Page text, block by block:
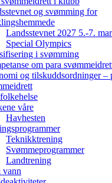
og svømming for
Landsstevnet 2027 5.-7.
Special Olympics
i svømming
om para
og tilskuddsordninger –
våre
Havhesten
Teknikktrening
Svømmeprogrammer
Landtrening